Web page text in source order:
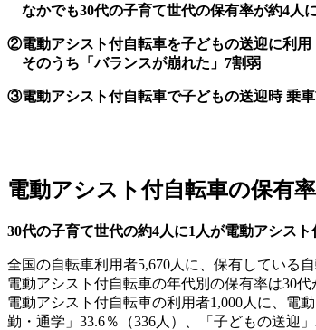
なかでも30代の子育て世代の保有率が約4人
②電動アシスト付自転車を子どもの送迎に利用
そのうち「バランスが崩れた」7割弱
③電動アシスト付自転車で子どもの送迎時 乗
電動アシスト付自転車の保有
30代の子育て世代の約4人に1人が電動アシス
全国の自転車利用者5,670人に、保有している
電動アシスト付自転車の年代別の保有率は30
電動アシスト付自転車の利用者1,000人に、電
勤・通学」33.6％（336人）、「子どもの送迎